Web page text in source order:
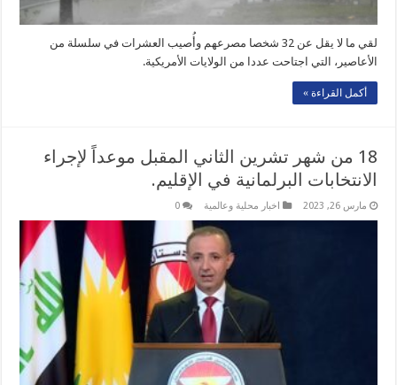
لقي ما لا يقل عن 32 شخصا مصرعهم وأُصيب العشرات في سلسلة من
الأعاصير، التي اجتاحت عددا من الولايات الأمريكية.
أكمل القراءة »
18 من شهر تشرين الثاني المقبل موعداً لإجراء
الانتخابات البرلمانية في الإقليم.
مارس 26, 2023 اخبار محلية وعالمية 0